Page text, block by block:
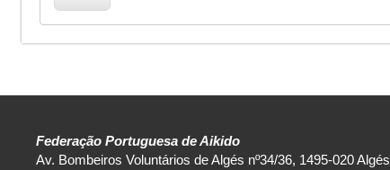
Federação Portuguesa de Aikido
Av. Bombeiros Voluntários de Algés nº34/36, 1495-020 Algés